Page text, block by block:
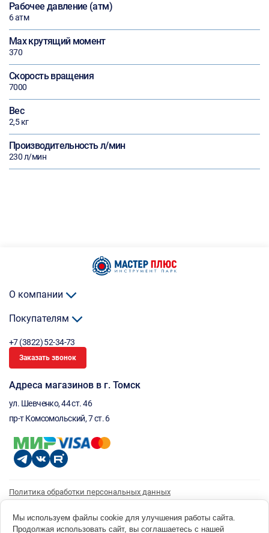
Рабочее давление (атм)
6 атм
Max крутящий момент
370
Скорость вращения
7000
Вес
2,5 кг
Производительность л/мин
230 л/мин
О компании
Покупателям
+7 (3822) 52-34-73
Заказать звонок
Адреса магазинов в г. Томск
ул. Шевченко, 44 ст. 46
пр-т Комсомольский, 7 ст. 6
Политика обработки персональных данных
Согласие на получение рассылки
Мы используем файлы cookie для улучшения работы сайта.
Продолжая использовать сайт, вы соглашаетесь с нашей